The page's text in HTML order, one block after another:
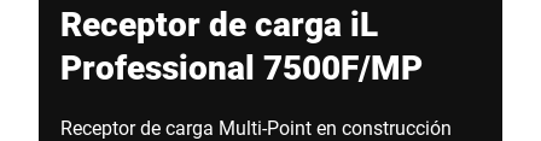
Receptor de carga iL
Professional 7500F/MP
Receptor de carga Multi-Point en construcción